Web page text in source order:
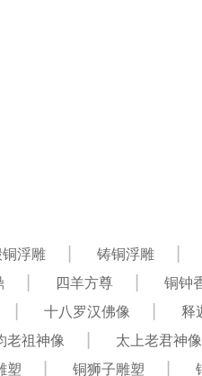
铜浮雕 铸铜浮雕
四羊方尊 铜钟
十八罗汉佛像 释
老祖神像 太上老君神像
塑 铜狮子雕塑